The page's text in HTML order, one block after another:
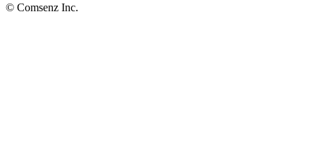
© Comsenz Inc.